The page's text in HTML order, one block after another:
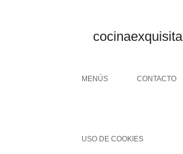
cocinaexquisita
Menu
SKIP TO CONTENT
MENÚS CONTACTO
USO DE COOKIES